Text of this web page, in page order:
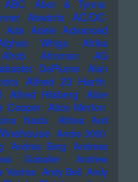
ABC
Abor & Tynna
Abwärts AC/DC
Ada Adele Advanced
Whigs
Afrika
Afrob Afroman
AG
DePlume
Alan
Alfred 23 Harth
Alfred Hilsberg
Alice
Cooper Alice Merton
Naidu
Althea And
Andre 3000
Andrea Berg
Andreas
Gabalier
Andrew
Vachss Andy Bell Andy